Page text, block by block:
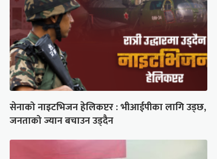
सेनाको नाइटभिजन हेलिकप्टर : भीआईपीका लागि उड्छ,
जनताको ज्यान बचाउन उड्दैन